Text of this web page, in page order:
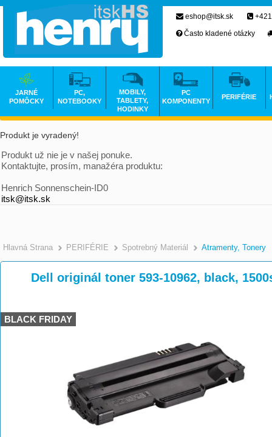
Produkt je vyradený!
Produkt už nie je v našej ponuke.
Kontaktujte, prosím, manažéra produktu:
Henrich Sonnenschein-ID0
itsk@itsk.sk
Hlavná Strana >
PERIFÉRIE >
Spotrebný Materiál >
Atramenty, Tonery
Dell originál toner 593-10962, black,
BLACK FRIDAY
eshop@itsk.sk
Často kladené otázky
JARNÉ
POMÔCKY
PC,
NOTEBOOKY
MOBILY,
TABLETY,
HODINKY
PC
KOMPONENTY
PERIFÉRIE